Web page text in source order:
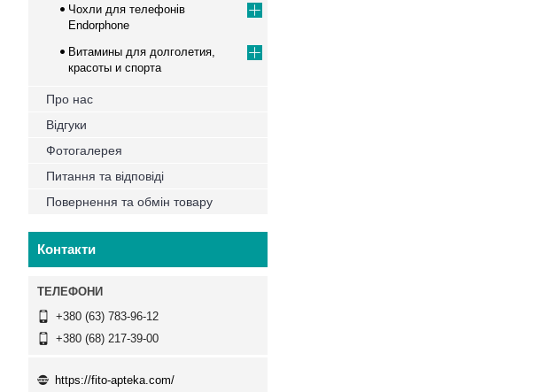
Чохли для телефонів
Endorphone
Витамины для долголетия,
красоты и спорта
Про нас
Відгуки
Фотогалерея
Питання та відповіді
Повернення та обмін товару
Контакти
+380 (63) 783-96-12
+380 (68) 217-39-00
https://fito-apteka.com/